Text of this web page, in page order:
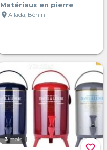
Matériaux en pierre
location_on Allada, Bénin
favorite_border
3 mois